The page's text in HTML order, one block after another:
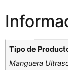
Tipo de
Manguera